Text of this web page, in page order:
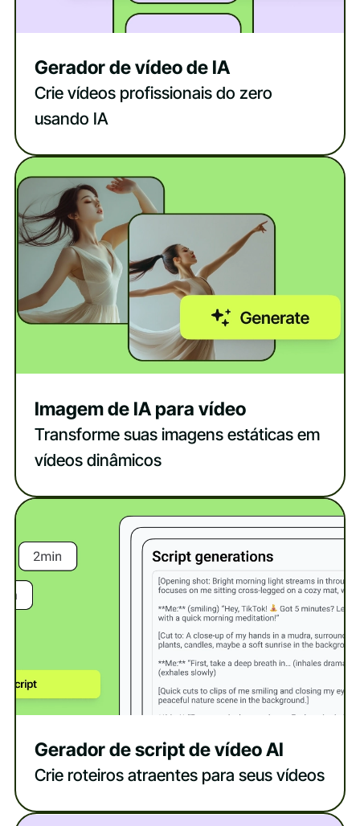
Gerador de vídeo de IA
Crie vídeos profissionais do zero
usando IA
Imagem de IA para vídeo
Transforme suas imagens estáticas em
vídeos dinâmicos
Gerador de script de vídeo AI
Crie roteiros atraentes para seus vídeos